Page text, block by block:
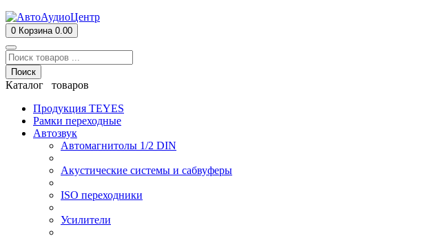
0 Корзина 0.00
Поиск
Каталог товаров
Продукция TEYES
Рамки переходные
Автозвук
Автомагнитолы 1/2 DIN
Акустические системы и сабвуферы
ISO переходники
Усилители